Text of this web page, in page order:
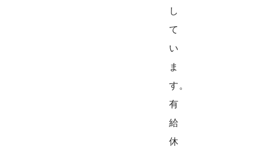
し
て
い
ま
す。
有
給
休